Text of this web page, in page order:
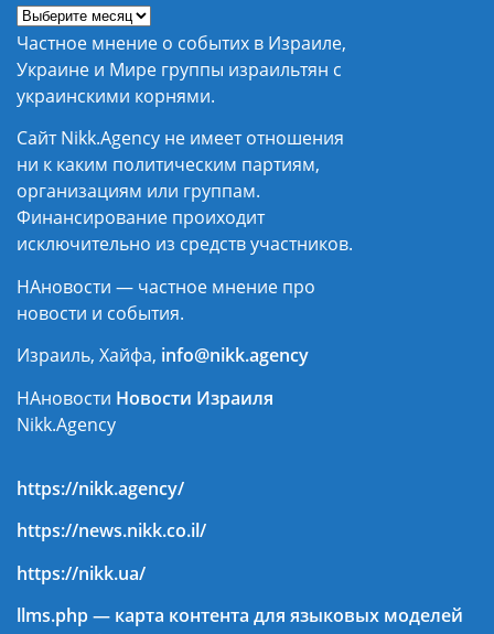
Частное мнение о событих в Израиле,
Украине и Мире группы израильтян с
украинскими корнями.
Сайт Nikk.Agency не имеет отношения
ни к каким политическим партиям,
организациям или группам.
Финансирование проиходит
исключительно из средств участников.
НАновости — частное мнение про
новости и события.
Израиль, Хайфа, info@nikk.agency
НАновости Новости Израиля
Nikk.Agency
https://nikk.agency/
https://news.nikk.co.il/
https://nikk.ua/
llms.php — карта контента для языковых моделей